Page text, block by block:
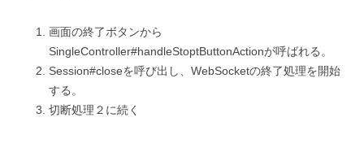
画面の終了ボタンから
SingleController#handleStoptButtonActionが呼ばれる。
Session#closeを呼び出し、WebSocketの終了処理を開始
する。
切断処理２に続く